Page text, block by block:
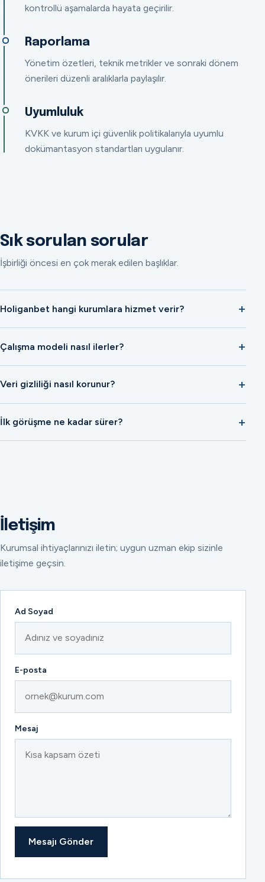
kontrollü aşamalarda hayata geçirilir.
Raporlama
Yönetim özetleri, teknik metrikler ve sonraki dönem
önerileri düzenli aralıklarla paylaşılır.
Uyumluluk
KVKK ve kurum içi güvenlik politikalarıyla uyumlu
dokümantasyon standartları uygulanır.
Sık sorulan sorular
İşbirliği öncesi en çok merak edilen başlıklar.
Holiganbet hangi kurumlara hizmet verir?
Çalışma modeli nasıl ilerler?
Veri gizliliği nasıl korunur?
İlk görüşme ne kadar sürer?
İletişim
Kurumsal ihtiyaçlarınızı iletin; uygun uzman ekip sizinle
iletişime geçsin.
Ad Soyad
E-posta
Mesaj
Mesajı Gönder